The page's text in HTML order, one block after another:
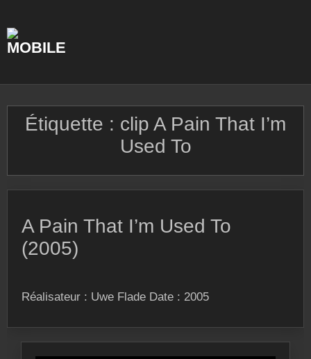
content
Étiquette : clip A Pain That I’m
Used To
A Pain That I’m Used To
(2005)
Réalisateur : Uwe Flade Date : 2005